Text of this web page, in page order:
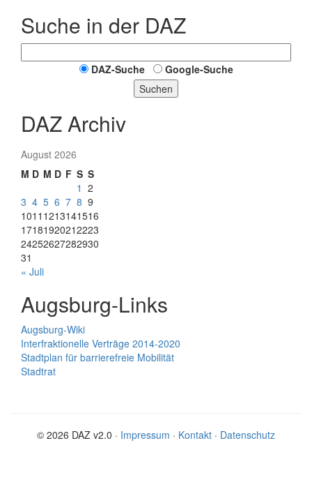
Suche in der DAZ
DAZ-Suche
Google-Suche
Suchen
DAZ Archiv
August 2026
M D M D F S S
1 2
3 4 5 6 7 8 9
1011 1213141516
17181920212223
24252627282930
31
« Juli
Augsburg-Links
Augsburg-Wiki
Interfraktionelle Verträge 2014-2020
Stadtplan für barrierefreie Mobilität
Stadtrat
© 2026 DAZ v2.0 · Impressum · Kontakt · Datenschutz